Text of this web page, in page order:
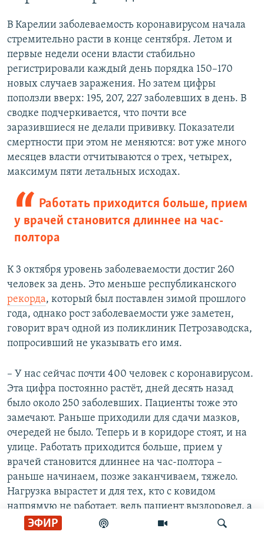
ЭФИР
В Карелии заболеваемость коронавирусом начала
стремительно расти в конце сентября. Летом и
первые недели осени власти стабильно
регистрировали каждый день порядка 150–170
новых случаев заражения. Но затем цифры
поползли вверх: 195, 207, 227 заболевших в день. В
сводке подчеркивается, что почти все
заразившиеся не делали прививку. Показатели
смертности при этом не меняются: вот уже много
месяцев власти отчитываются о трех, четырех,
максимум пяти летальных исходах.
Работать приходится больше, прием
у врачей становится длиннее на час-
полтора
К 3 октября уровень заболеваемости достиг 260
человек за день. Это меньше республиканского
рекорда, который был поставлен зимой прошлого
года, однако рост заболеваемости уже заметен,
говорит врач одной из поликлиник Петрозаводска,
попросивший не указывать его имя.
– У нас сейчас почти 400 человек с коронавирусом.
Эта цифра постоянно растёт, дней десять назад
было около 250 заболевших. Пациенты тоже это
замечают. Раньше приходили для сдачи мазков,
очередей не было. Теперь и в коридоре стоят, и на
улице. Работать приходится больше, прием у
врачей становится длиннее на час-полтора –
раньше начинаем, позже заканчиваем, тяжело.
Нагрузка вырастет и для тех, кто с ковидом
напрямую не работает, ведь пациент выздоровел, а
последствия остаются. Люди с пневмонией лечатся